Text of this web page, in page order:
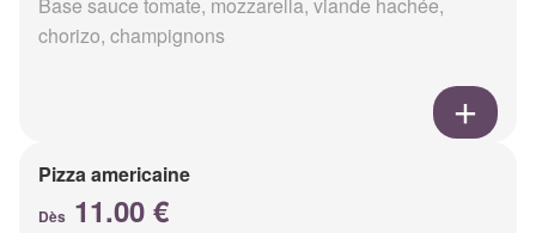
Base sauce tomate, mozzarella, viande hachée,
chorizo, champignons
Pizza americaine
Dès 11.00 €